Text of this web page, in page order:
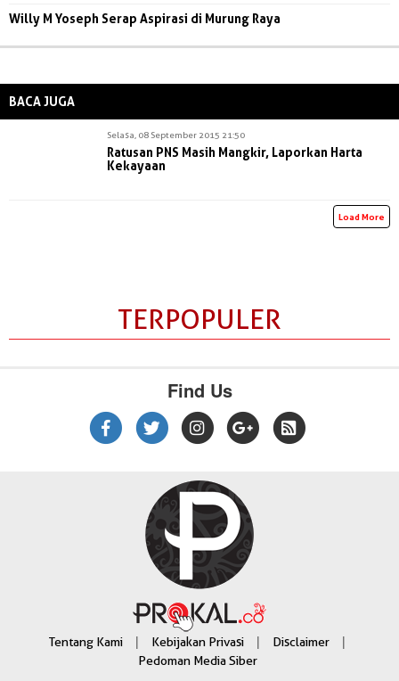
Willy M Yoseph Serap Aspirasi di Murung Raya
BACA JUGA
Selasa, 08 September 2015 21:50
Ratusan PNS Masih Mangkir, Laporkan Harta
Kekayaan
Load More
TERPOPULER
Find Us
Tentang Kami | Kebijakan Privasi | Disclaimer |
Pedoman Media Siber